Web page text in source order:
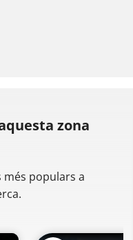
zona
més populars a